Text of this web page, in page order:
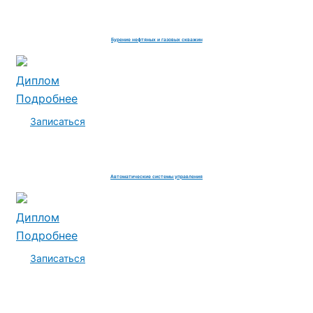
Бурение нефтяных и газовых скважин
Диплом
Подробнее
Записаться
Автоматические системы управления
Диплом
Подробнее
Записаться